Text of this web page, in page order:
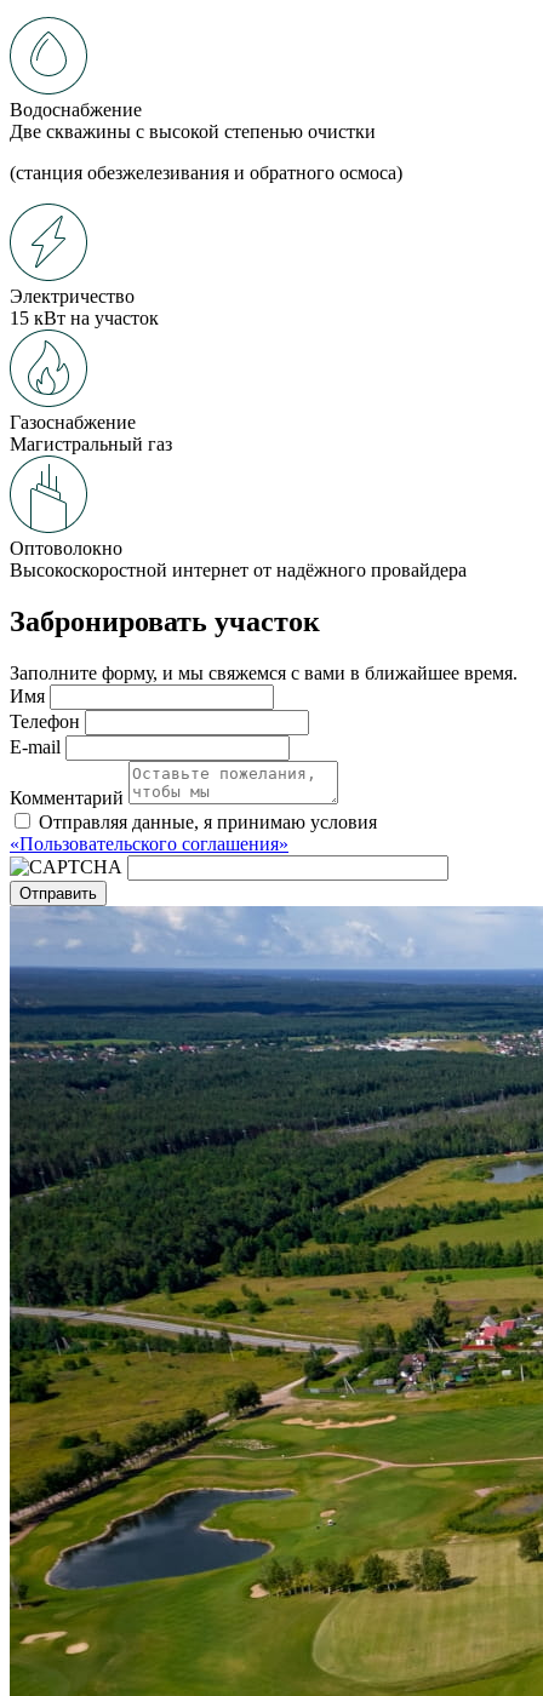
Водоснабжение
Две скважины с высокой степенью очистки
(станция обезжелезивания и обратного осмоса)
Электричество
15 кВт на участок
Газоснабжение
Магистральный газ
Оптоволокно
Высокоскоростной интернет от надёжного провайдера
Забронировать участок
Заполните форму, и мы свяжемся с вами в ближайшее время.
Имя
Телефон
E-mail
Комментарий
Отправляя данные, я принимаю условия
«Пользовательского соглашения»
Отправить